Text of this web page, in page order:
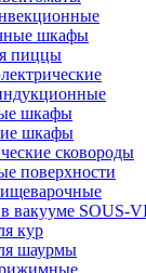
шкафы
пиццы
шкафы
шкафы
сковороды
поверхности
в вакууме SOUS-
кур
шаурмы